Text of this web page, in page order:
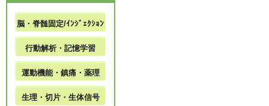
脳・脊髄固定/ｲﾝｼﾞｪｸｼｮﾝ
行動解析・記憶学習
運動機能・鎮痛・薬理
生理・切片・生体信号